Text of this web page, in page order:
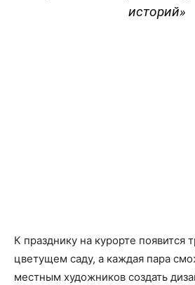
историй»
К празднику на курорте появится
цветущем саду, а каждая пара
местным художников создать